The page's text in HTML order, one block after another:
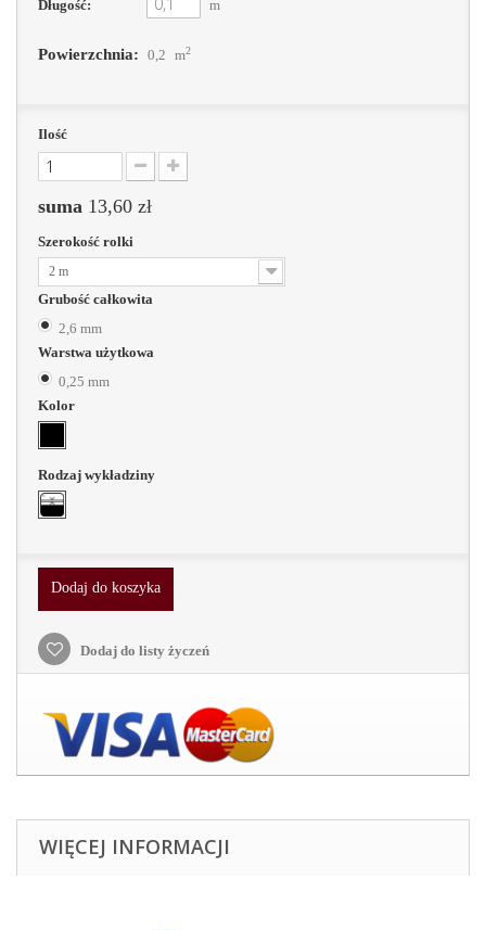
Długość: m
Powierzchnia: 0,2 m2
Ilość
suma 13,60 zł
Szerokość rolki
2 m
Grubość całkowita
2,6 mm
Warstwa użytkowa
0,25 mm
Kolor
Rodzaj wykładziny
Dodaj do koszyka
Dodaj do listy życzeń
WIĘCEJ INFORMACJI